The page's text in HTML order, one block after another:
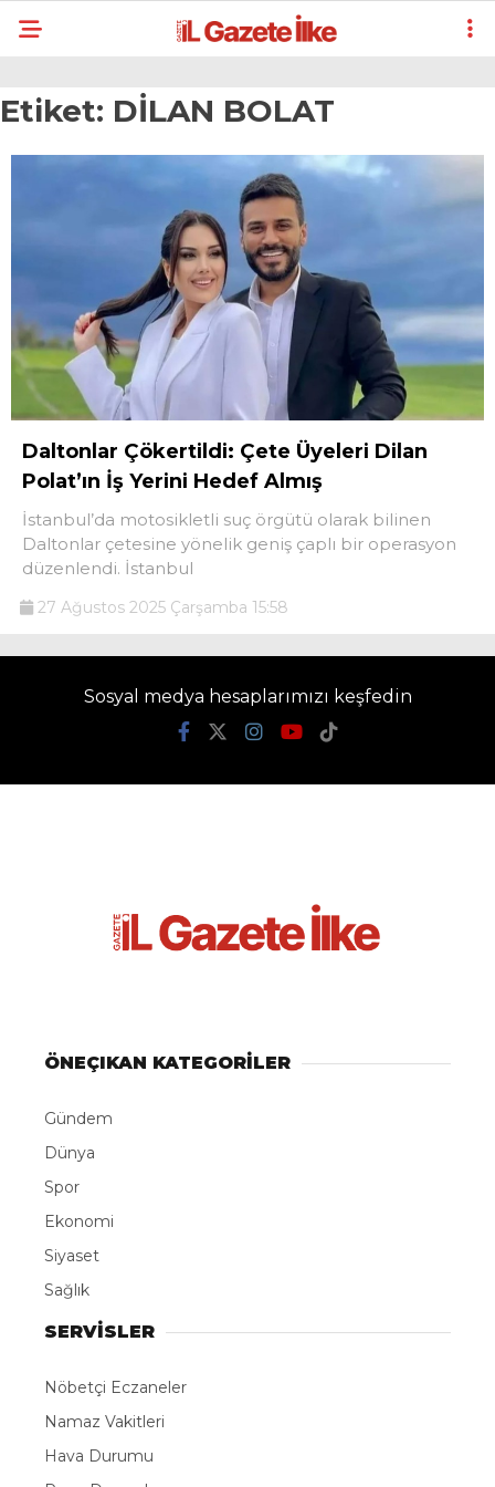
Etiket: DİLAN BOLAT
Daltonlar Çökertildi: Çete Üyeleri Dilan
Polat’ın İş Yerini Hedef Almış
İstanbul’da motosikletli suç örgütü olarak bilinen
Daltonlar çetesine yönelik geniş çaplı bir operasyon
düzenlendi. İstanbul
27 Ağustos 2025 Çarşamba 15:58
Sosyal medya hesaplarımızı keşfedin
ÖNEÇIKAN KATEGORİLER
Gündem
Dünya
Spor
Ekonomi
Siyaset
Sağlık
SERVİSLER
Nöbetçi Eczaneler
Namaz Vakitleri
Hava Durumu